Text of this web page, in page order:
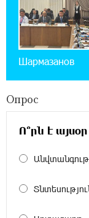
Карапетян
осужденных в
Шармазанов
Опрос
Ո՞րն է